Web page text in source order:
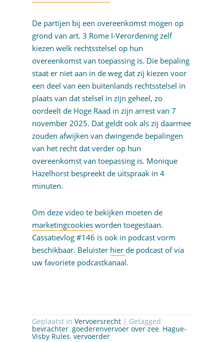
De partijen bij een overeenkomst mogen op
grond van art. 3 Rome I-Verordening zelf
kiezen welk rechtsstelsel op hun
overeenkomst van toepassing is. Die bepaling
staat er niet aan in de weg dat zij kiezen voor
een deel van een buitenlands rechtsstelsel in
plaats van dat stelsel in zijn geheel, zo
oordeelt de Hoge Raad in zijn arrest van 7
november 2025. Dat geldt ook als zij daarmee
zouden afwijken van dwingende bepalingen
van het recht dat verder op hun
overeenkomst van toepassing is. Monique
Hazelhorst bespreekt de uitspraak in 4
minuten.
Om deze video te bekijken moeten de
marketingcookiesworden toegestaan.
Cassatievlog #146 is ook in podcast vorm
beschikbaar. Beluister hier de podcast of via
uw favoriete podcastkanaal.
Geplaatst in Vervoersrecht | Getagged
bevrachter, goederenvervoer over zee, Hague-
Visby Rules, vervoerder